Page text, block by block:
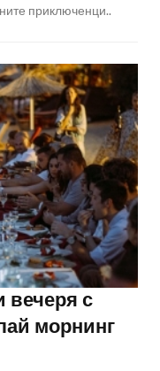
приключенци..
вечеря с
морнинг